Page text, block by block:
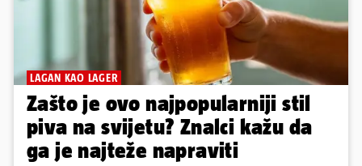
LAGAN KAO LAGER
Zašto je ovo najpopularniji stil
piva na svijetu? Znalci kažu da
ga je najteže napraviti